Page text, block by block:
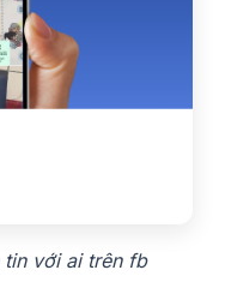
tin với ai trên fb